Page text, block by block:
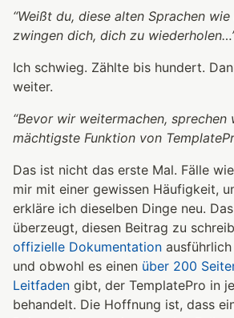
“Weißt du, diese alten Sprachen
zwingen dich, dich zu
Ich schwieg. Zählte bis hundert.
weiter.
“Bevor wir weitermachen, sprechen
mächtigste Funktion von
Das ist nicht das erste Mal. Fälle
mir mit einer gewissen Häufigkeit,
erkläre ich dieselben Dinge neu.
überzeugt, diesen Beitrag zu
offizielle Dokumentation
und obwohl es einen über 200
Leitfaden gibt, der TemplatePro in
behandelt. Die Hoffnung ist, dass